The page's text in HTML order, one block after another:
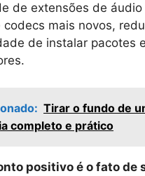
de extensões de áudio
codecs mais novos,
de instalar pacotes
Tirar o fundo de
completo e prático
positivo é o fato de